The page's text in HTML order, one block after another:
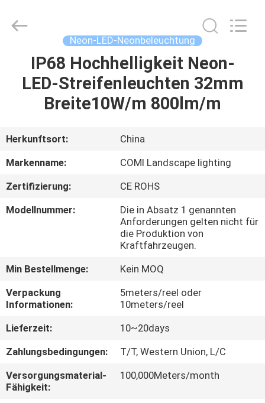
HAUS
PRODUKTE
ÜBER
UNS
FABRIK-
AUSFLUG
QUALITÄTSKONTROLLE
TRETEN
SIE
MIT
UNS
IN
VERBINDUNG
LIMITED.
Neon-LED-Neonbeleuchtung
IP68 Hochhelligkeit Neon-
LED-Streifenleuchten 32mm
Breite10W/m 800lm/m
Herkunftsort:
China
Markenname:
COMI Landscape lighting
Zertifizierung:
CE ROHS
Modellnummer:
Die in Absatz 1 genannten
Anforderungen gelten nicht für
die Produktion von
Kraftfahrzeugen.
Min Bestellmenge:
Kein MOQ
Verpackung
Informationen:
5meters/reel oder
10meters/reel
Lieferzeit:
10~20days
Zahlungsbedingungen:
T/T, Western Union, L/C
Versorgungsmaterial-
Fähigkeit:
100,000Meters/month